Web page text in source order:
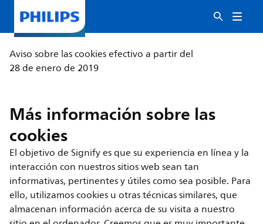
Aviso sobre las cookies efectivo a partir del
28 de enero de 2019
Más información sobre las
cookies
El objetivo de Signify es que su experiencia en línea y la
interacción con nuestros sitios web sean tan
informativas, pertinentes y útiles como sea posible. Para
ello, utilizamos cookies u otras técnicas similares, que
almacenan información acerca de su visita a nuestro